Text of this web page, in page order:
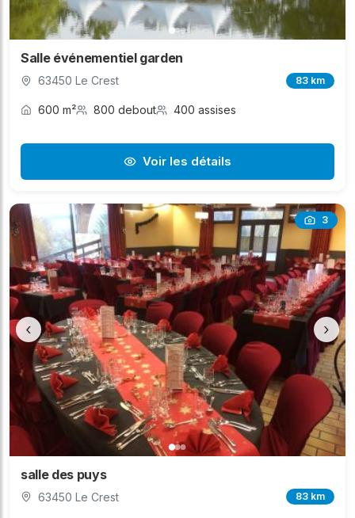
Salle événementiel garden
63450 Le Crest 83 km
600 m² 800 debout 400 assises
Voir les détails
3
‹ ›
salle des puys
63450 Le Crest 83 km